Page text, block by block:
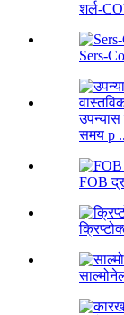
शर्ल-
Sers-
समय p
FOB